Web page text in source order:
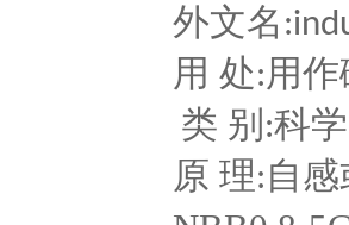
外文名
用 处:用
类 别 :科学
原 理:自